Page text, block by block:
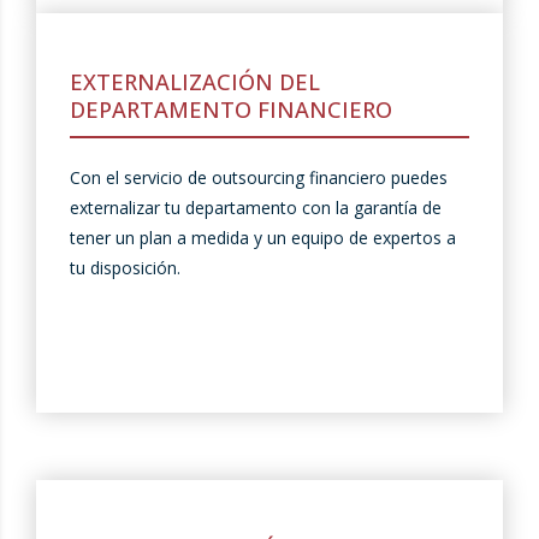
EXTERNALIZACIÓN DEL
DEPARTAMENTO FINANCIERO
Con el servicio de outsourcing financiero puedes
externalizar tu departamento con la garantía de
tener un plan a medida y un equipo de expertos a
tu disposición.